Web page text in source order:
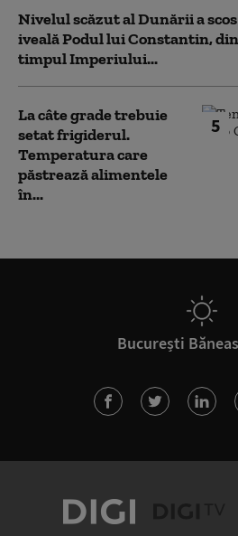
Nivelul scăzut al Dunării a
iveală Podul lui Constantin, din
timpul Imperiului...
5
La câte grade trebuie
setat frigiderul.
Temperatura care
păstrează alimentele
în...
București